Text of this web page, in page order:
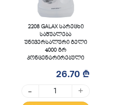
2208 GALAX სარეცხი
საშუალება
უნივერსალური გელი
4000 გრ
კონცენტრირებული
26.70 ₾
- +